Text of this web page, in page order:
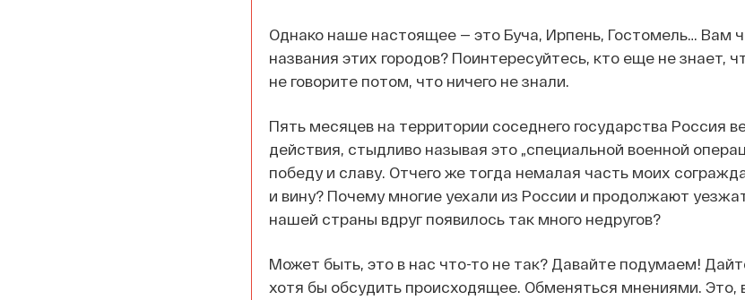
Однако наше настоящее — это Буча, Ирпень, Гостомель… Вам
названия этих городов? Поинтересуйтесь, кто еще не знает,
не говорите потом, что ничего не знали.
Пять месяцев на территории соседнего государства Россия
действия, стыдливо называя это „специальной военной
победу и славу. Отчего же тогда немалая часть моих
и вину? Почему многие уехали из России и продолжают
нашей страны вдруг появилось так много недругов?
Может быть, это в нас что-то не так? Давайте подумаем!
хотя бы обсудить происходящее. Обменяться мнениями. Это,